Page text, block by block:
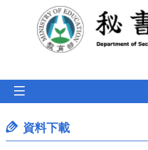
跳到主要內容區塊
資料下載